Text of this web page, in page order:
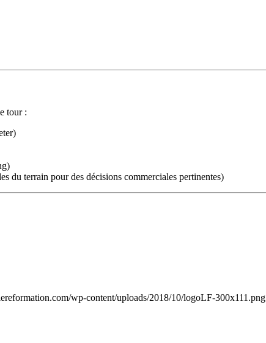
tour :
du terrain pour des décisions commerciales pertinentes)
wp-content/uploads/2018/10/logoLF-300x111.png